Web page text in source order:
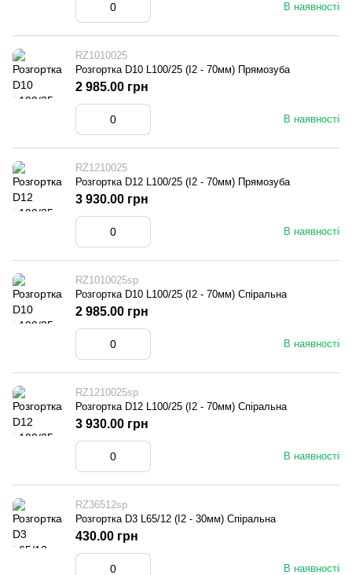
В наявності
RZ1010025
Розгортка D10 L100/25 (I2 - 70мм) Прямозуба
В наявності
2 985.00 грн
RZ1210025
Розгортка D12 L100/25 (I2 - 70мм) Прямозуба
В наявності
3 930.00 грн
RZ1010025sp
Розгортка D10 L100/25 (I2 - 70мм) Спіральна
В наявності
2 985.00 грн
RZ1210025sp
Розгортка D12 L100/25 (I2 - 70мм) Спіральна
В наявності
3 930.00 грн
RZ36512sp
Розгортка D3 L65/12 (I2 - 30мм) Спіральна
В наявності
430.00 грн